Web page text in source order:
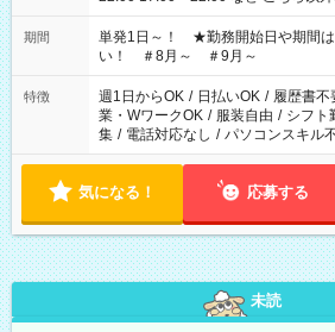
ださい！
期間
単発1日～！ ★勤務開始日や期間は
い！ ＃8月～ ＃9月～
特徴 週1日からOK / 日払いOK / 履歴書不
業・WワークOK / 服装自由 / シフト
集 / 電話対応なし / パソコンスキル
気になる！ 応募する
未読